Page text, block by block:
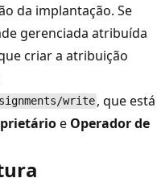
da implantação. Se
gerenciada atribuída
criar a atribuição
write , que está
e Operador de